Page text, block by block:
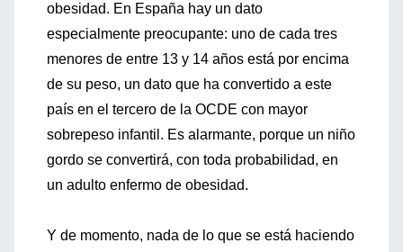
obesidad. En España hay un dato
especialmente preocupante: uno de cada tres
menores de entre 13 y 14 años está por encima
de su peso, un dato que ha convertido a este
país en el tercero de la OCDE con mayor
sobrepeso infantil. Es alarmante, porque un niño
gordo se convertirá, con toda probabilidad, en
un adulto enfermo de obesidad.
Y de momento, nada de lo que se está haciendo